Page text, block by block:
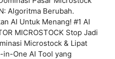
Algoritma Berubah.
AI Untuk Menang! #1 AI
MICROSTOCK Stop Jadi
Microstock & Lipat
in-One AI Tool yang